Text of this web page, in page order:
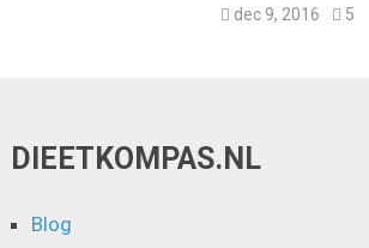
dec 9, 2016 5
DIEETKOMPAS.NL
Blog